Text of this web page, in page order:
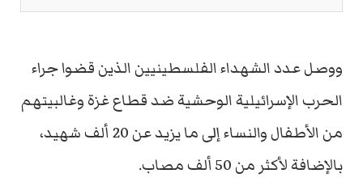
ووصل عدد الشهداء الفلسطينيين الذين قضوا جراء
الحرب الإسرائيلية الوحشية ضد قطاع غزة وغالبيتهم
من الأطفال والنساء إلى ما يزيد عن 20 ألف شهيد،
بالإضافة لأكثر من 50 ألف مصاب.